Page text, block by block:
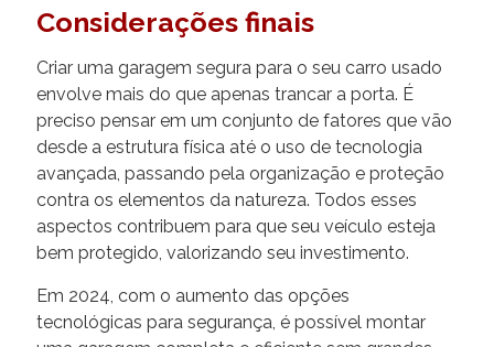
Considerações finais
Criar uma garagem segura para o seu carro usado
envolve mais do que apenas trancar a porta. É
preciso pensar em um conjunto de fatores que vão
desde a estrutura física até o uso de tecnologia
avançada, passando pela organização e proteção
contra os elementos da natureza. Todos esses
aspectos contribuem para que seu veículo esteja
bem protegido, valorizando seu investimento.
Em 2024, com o aumento das opções
tecnológicas para segurança, é possível montar